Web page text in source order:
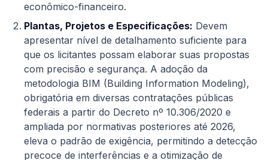
econômico-financeiro.
Plantas, Projetos e Especificações: Devem
apresentar nível de detalhamento suficiente para
que os licitantes possam elaborar suas propostas
com precisão e segurança. A adoção da
metodologia BIM (Building Information Modeling),
obrigatória em diversas contratações públicas
federais a partir do Decreto nº 10.306/2020 e
ampliada por normativas posteriores até 2026,
eleva o padrão de exigência, permitindo a detecção
precoce de interferências e a otimização de